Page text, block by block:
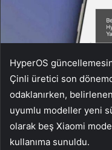
HyperOS
Çinli üretici son
odaklanırken,
uyumlu modeller yeni
olarak beş Xiaomi
kullanıma sunuldu.